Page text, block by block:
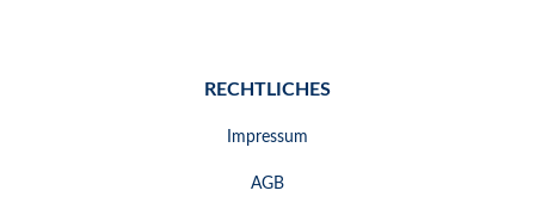
RECHTLICHES
Impressum
AGB